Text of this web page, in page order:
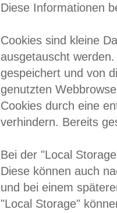
Diese Informationen
Cookies sind kleine
ausgetauscht
gespeichert und von
genutzten
Cookies durch eine
verhindern. Bereits
Bei der "Local
Diese können auch
und bei einem
"Local Storage"